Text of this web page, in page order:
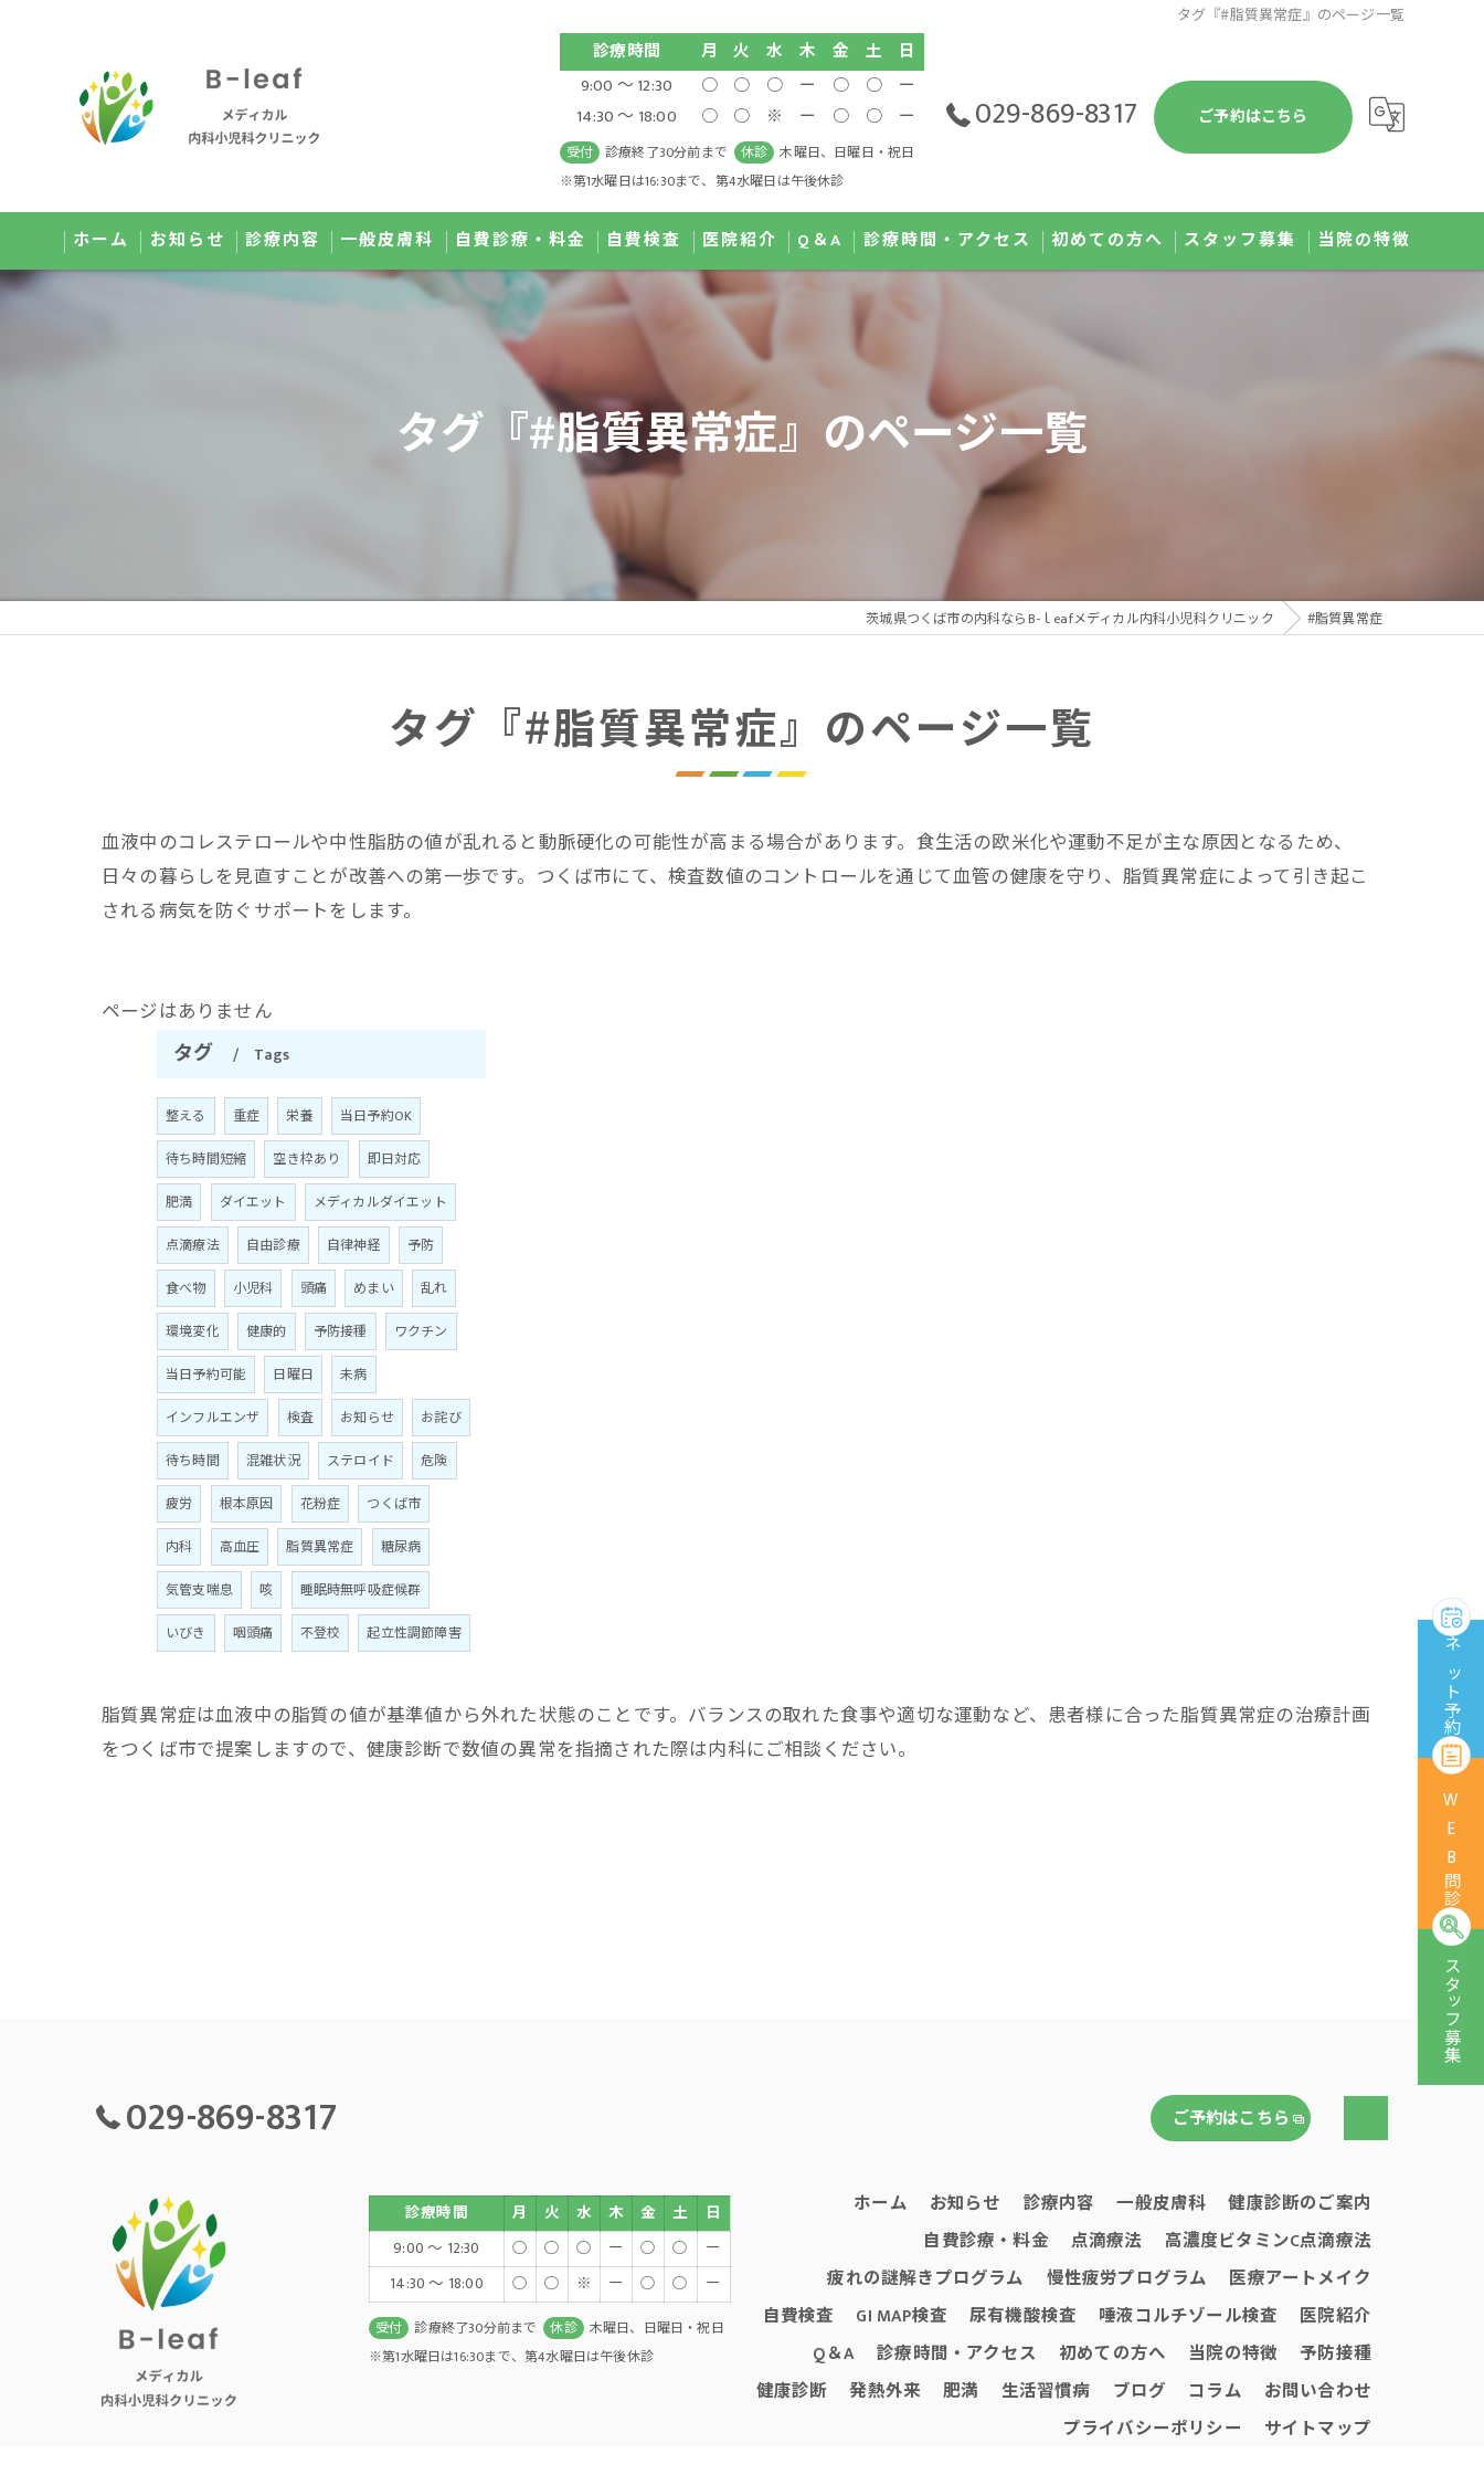
タグ『#脂質異常症』のページ一覧
診療時間 月 火 水 木 金 土
日
9:00 ～ 12:30
○ ○ ○ ー ○ ○
ー
14:30 ～ 18:00
○ ○ ※ ー ○ ○ ー
受付 診療終了30分前まで 休診 木曜日、日曜日・祝日
※第1水曜日は16:30まで、第4水曜日は午後休診
029-869-8317 ご予約はこちら
ホーム お知らせ 診療内容 一般皮膚科 自費診療・料金
美肌治療 IPL
メディカルダイエット
点滴療法
高濃度ビタミンC点滴療法
疲れの謎解きプログラム
医療アートメイク
自費検査
GI MAP検査
尿有機酸検査
唾液コルチゾール検査
医院紹介
医師紹介
院内紹介
Q＆A 診療時間・アクセス 初めての方へ スタッフ募集 当院の特徴
タグ『#脂質異常症』のページ一覧
茨城県つくば市の内科ならB-ｌeafメディカル内科小児科クリニック #脂質異常症
タグ『#脂質異常症』のページ一覧
血液中のコレステロールや中性脂肪の値が乱れると動脈硬化の可能性が高まる場合があります。食生活の欧米化や運動不足が主な原因となるため、
日々の暮らしを見直すことが改善への第一歩です。つくば市にて、検査数値のコントロールを通じて血管の健康を守り、脂質異常症によって引き起こ
される病気を防ぐサポートをします。
ページはありません
タグ Tags
整える 重症 栄養
当日予約OK
待ち時間短縮
空き枠あり
即日対応
肥満
ダイエット
メディカルダイエット
点滴療法
自由診療 自律神経
予防
食べ物
小児科 頭痛 めまい
乱れ
環境変化
健康的 予防接種
ワクチン
当日予約可能
日曜日
未病
インフルエンザ
検査 お知らせ
お詫び
待ち時間
混雑状況 ステロイド
危険
疲労
根本原因 花粉症
つくば市
内科
高血圧 脂質異常症
糖尿病
気管支喘息
咳
睡眠時無呼吸症候群
いびき
咽頭痛 不登校 起立性調節障害
脂質異常症は血液中の脂質の値が基準値から外れた状態のことです。バランスの取れた食事や適切な運動など、患者様に合った脂質異常症の治療計画
をつくば市で提案しますので、健康診断で数値の異常を指摘された際は内科にご相談ください。
ネット予約
WEB問診
スタッフ募集
029-869-8317 ご予約はこちら
ホーム お知らせ 診療内容 一般皮膚科
健康診断のご案内
自費診療・料金
点滴療法
高濃度ビタミンC点滴療法
疲れの謎解きプログラム
慢性疲労プログラム
医療アートメイク
自費検査
GI MAP検査 尿有機酸検査 唾液コルチゾール検査
医院紹介
Q＆A
診療時間・アクセス 初めての方へ 当院の特徴
予防接種
健康診断
発熱外来 肥満 生活習慣病 ブログ コラム
お問い合わせ
プライバシーポリシー
サイトマップ
診療時間 月 火 水 木 金 土
日
9:00 ～ 12:30
○ ○ ○ ー ○ ○
ー
14:30 ～ 18:00
○ ○ ※ ー ○ ○ ー
受付 診療終了30分前まで 休診 木曜日、日曜日・祝日
※第1水曜日は16:30まで、第4水曜日は午後休診